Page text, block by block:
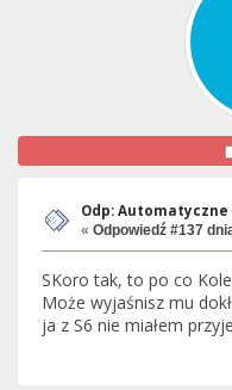
Odp:
« Odpowiedź #137
SKoro tak, to po co
Może wyjaśnisz mu
ja z S6 nie miałem